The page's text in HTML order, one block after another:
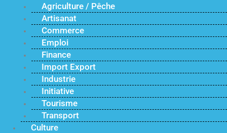
Agriculture / Pêche
Artisanat
Commerce
Emploi
Finance
Import Export
Industrie
Initiative
Tourisme
Transport
Culture